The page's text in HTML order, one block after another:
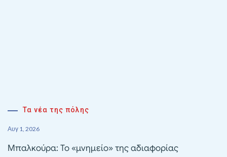
Τα νέα της πόλης
Αυγ 1, 2026
Μπαλκούρα: Το «μνημείο» της αδιαφορίας